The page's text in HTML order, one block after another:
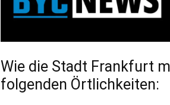
Wie die Stadt Frankfurt
folgenden Örtlichkeiten: